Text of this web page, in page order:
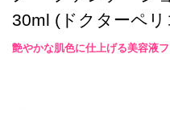
30ml (ドクターペリ
艶やかな肌色に仕上げる美容液